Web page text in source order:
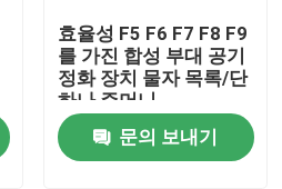
효율성 F5 F6 F7 F8 F9
를 가진 합성 부대 공기
정화 장치 물자 목록/단
하나 주머니
문의 보내기